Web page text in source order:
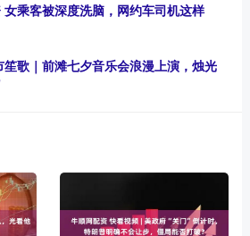
乘客被深度洗脑，网约车司机这样
歌｜前滩七夕音乐会浪漫上演，烛光